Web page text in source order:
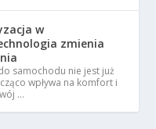
w
zmienia
samochodu nie jest już
wpływa na komfort i
…